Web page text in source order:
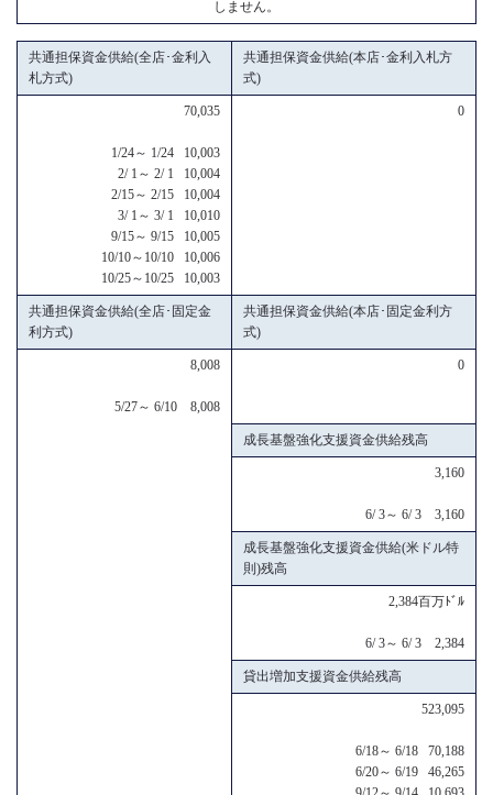
しません。
共通担保資金供給(全店･金利入
札方式)
共通担保資金供給(本店･金利入札方
式)
70,035
1/24～ 1/24 10,003
2/ 1～ 2/ 1 10,004
2/15～ 2/15 10,004
3/ 1～ 3/ 1 10,010
9/15～ 9/15 10,005
10/10～10/10 10,006
10/25～10/25 10,003
0
共通担保資金供給(全店･固定金
利方式)
共通担保資金供給(本店･固定金利方
式)
8,008
5/27～ 6/10 8,008
0
成長基盤強化支援資金供給残高
3,160
6/ 3～ 6/ 3 3,160
成長基盤強化支援資金供給(米ドル特
則)残高
2,384百万ﾄﾞﾙ
6/ 3～ 6/ 3 2,384
貸出増加支援資金供給残高
523,095
6/18～ 6/18 70,188
6/20～ 6/19 46,265